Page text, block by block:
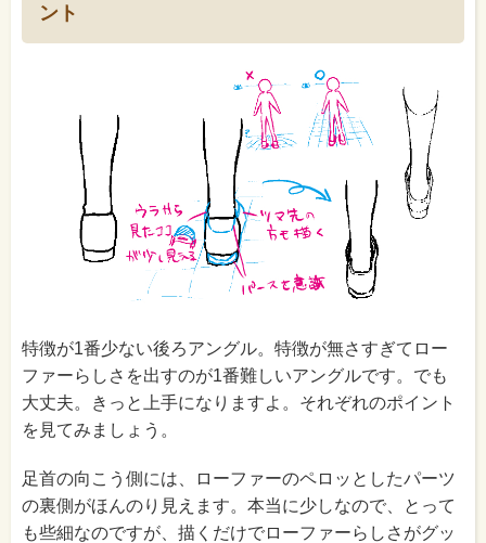
ント
特徴が1番少ない後ろアングル。特徴が無さすぎてロー
ファーらしさを出すのが1番難しいアングルです。でも
大丈夫。きっと上手になりますよ。それぞれのポイント
を見てみましょう。
足首の向こう側には、ローファーのペロッとしたパーツ
の裏側がほんのり見えます。本当に少しなので、とって
も些細なのですが、描くだけでローファーらしさがグッ